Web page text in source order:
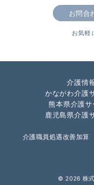
お問合
お気軽
介護情
かながわ介護
熊本県介護
鹿児島県介護
介護職員処遇改善加算
© 2026 株